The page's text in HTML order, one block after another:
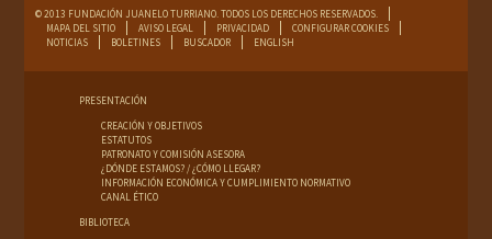
© 2013 FUNDACIÓN JUANELO TURRIANO. TODOS LOS DERECHOS RESERVADOS.
MAPA DEL SITIO
AVISO LEGAL PRIVACIDAD
CONFIGURAR COOKIES
NOTICIAS
BOLETINES BUSCADOR ENGLISH
PRESENTACIÓN
CREACIÓN Y OBJETIVOS
ESTATUTOS
PATRONATO Y COMISIÓN ASESORA
¿DÓNDE ESTAMOS? / ¿CÓMO LLEGAR?
INFORMACIÓN ECONÓMICA Y CUMPLIMIENTO NORMATIVO
CANAL ÉTICO
BIBLIOTECA